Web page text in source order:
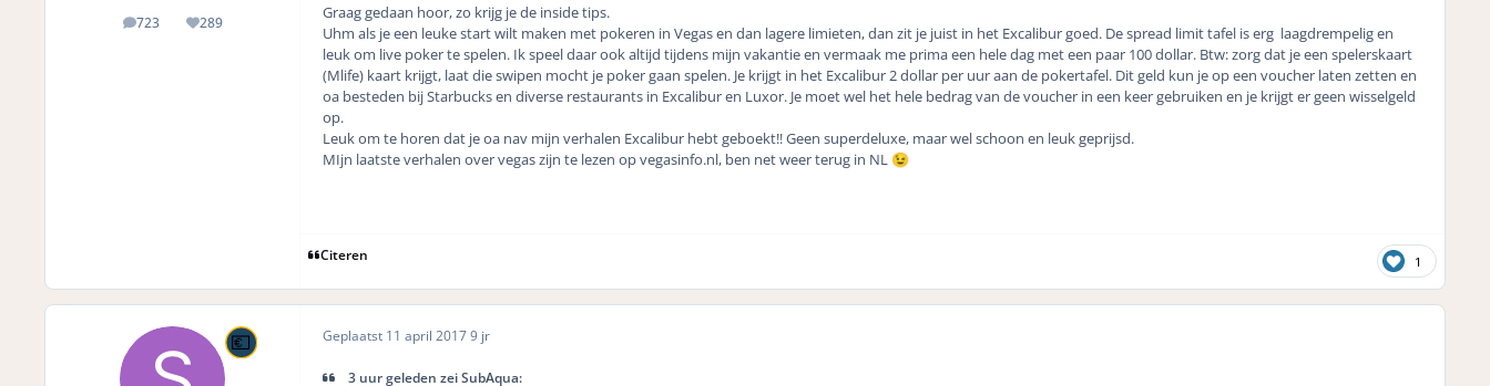
723
posts 289
Reputation
Graag gedaan hoor, zo krijg je de inside tips.
Uhm als je een leuke start wilt maken met pokeren in Vegas en dan lagere limieten, dan zit je juist in het Excalibur goed. De spread limit tafel is erg laagdrempelig en
leuk om live poker te spelen. Ik speel daar ook altijd tijdens mijn vakantie en vermaak me prima een hele dag met een paar 100 dollar. Btw: zorg dat je een spelerskaart
(Mlife) kaart krijgt, laat die swipen mocht je poker gaan spelen. Je krijgt in het Excalibur 2 dollar per uur aan de pokertafel. Dit geld kun je op een voucher laten zetten en
oa besteden bij Starbucks en diverse restaurants in Excalibur en Luxor. Je moet wel het hele bedrag van de voucher in een keer gebruiken en je krijgt er geen wisselgeld
op.
Leuk om te horen dat je oa nav mijn verhalen Excalibur hebt geboekt!! Geen superdeluxe, maar wel schoon en leuk geprijsd.
MIjn laatste verhalen over vegas zijn te lezen op vegasinfo.nl, ben net weer terug in NL 😉
Citeren 1
Geplaatst 11 april 20179 jr
3 uur geleden zei SubAqua: